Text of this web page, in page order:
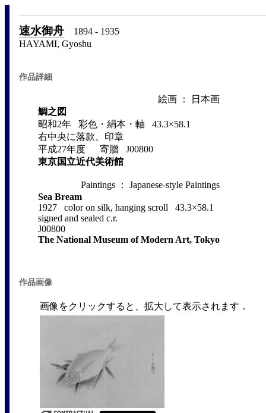
速水御舟 1894 - 1935
HAYAMI, Gyoshu
作品詳細
絵画 ： 日本画
鯛之図
昭和2年 彩色・絹本・軸 43.3×58.1
右中央に落款、印章
平成27年度 寄贈 J00800
東京国立近代美術館
Paintings ： Japanese-style Paintings
Sea Bream
1927 color on silk, hanging scroll 43.3×58.1
signed and sealed c.r.
J00800
The National Museum of Modern Art, Tokyo
作品画像
画像をクリックすると、拡大して表示されます．